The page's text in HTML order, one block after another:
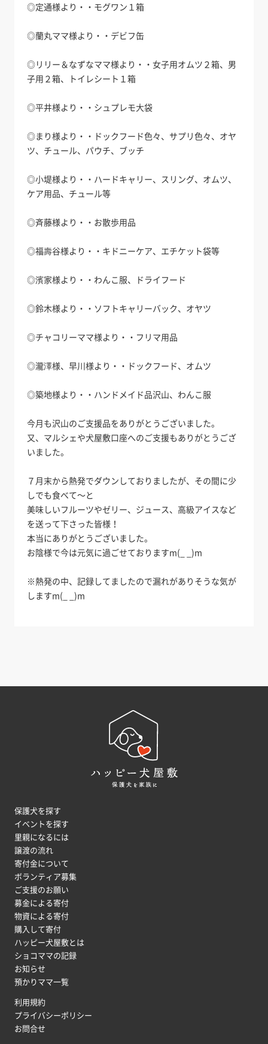
◎定通様より・・モグワン１箱
◎蘭丸ママ様より・・デビフ缶
◎リリー＆なずなママ様より・・女子用オムツ２箱、男
子用２箱、トイレシート１箱
◎平井様より・・シュプレモ大袋
◎まり様より・・ドックフード色々、サプリ色々、オヤ
ツ、チュール、パウチ、ブッチ
◎小堤様より・・ハードキャリー、スリング、オムツ、
ケア用品、チュール等
◎斉藤様より・・お散歩用品
◎福壽谷様より・・キドニーケア、エチケット袋等
◎濱家様より・・わんこ服、ドライフード
◎鈴木様より・・ソフトキャリーバック、オヤツ
◎チャコリーママ様より・・フリマ用品
◎瀧澤様、早川様より・・ドックフード、オムツ
◎築地様より・・ハンドメイド品沢山、わんこ服
今月も沢山のご支援品をありがとうございました。
又、マルシェや犬屋敷口座へのご支援もありがとうござ
いました。
７月末から熱発でダウンしておりましたが、その間に少
しでも食べて～と
美味しいフルーツやゼリー、ジュース、高級アイスなど
を送って下さった皆様！
本当にありがとうございました。
お陰様で今は元気に過ごせておりますm(_ _)m
※熱発の中、記録してましたので漏れがありそうな気が
しますm(_ _)m
保護犬を探す
イベントを探す
里親になるには
譲渡の流れ
寄付金について
ボランティア募集
ご支援のお願い
募金による寄付
物資による寄付
購入して寄付
ハッピー犬屋敷とは
ショコママの記録
お知らせ
預かりママ一覧
利用規約
プライバシーポリシー
お問合せ